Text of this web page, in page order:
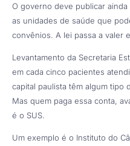
O governo deve publicar
as unidades de saúde que
convênios. A lei passa a valer
Levantamento da Secretaria
em cada cinco pacientes
capital paulista têm algum tipo
Mas quem paga essa conta,
é o SUS.
Um exemplo é o Instituto do